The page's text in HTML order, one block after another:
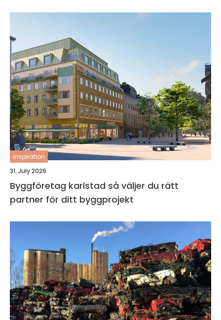
inspiration
31. July 2026
Byggföretag karlstad så väljer du rätt
partner för ditt byggprojekt